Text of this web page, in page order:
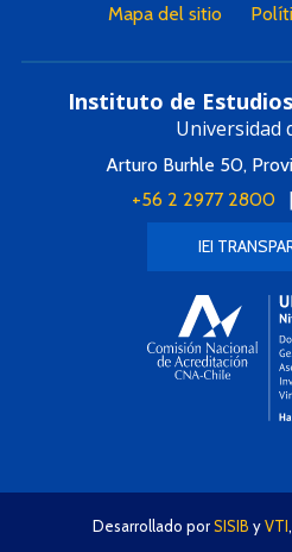
Mapa del sitio
Instituto de
Universidad
Arturo Burhle 50,
+56 2 2977 2800
IEI
Desarrollado porSISIB yVTI,